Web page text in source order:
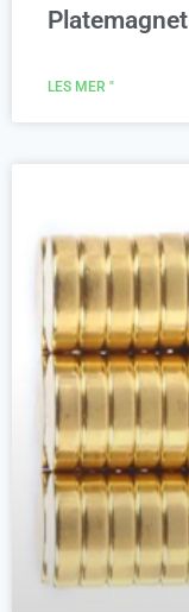
Platemagnet
LES MER "